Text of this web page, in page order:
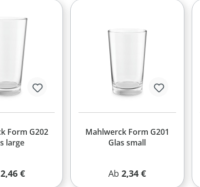
Form G202
large
Preis:
2,46 €
Mahlwerck Form G201
Glas small
Regulärer Preis:
Ab2,34 €